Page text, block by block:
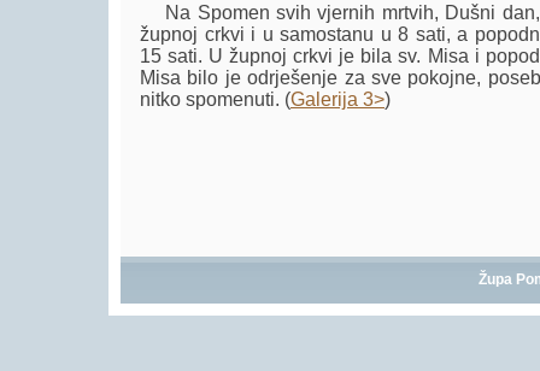
Na Spomen svih vjernih mrtvih, Dušni
župnoj crkvi i u samostanu u 8 sati, a
15 sati. U župnoj crkvi je bila sv. Misa i
Misa bilo je odrješenje za sve pokojne,
nitko spomenuti. (Galerija 3>)
Župa